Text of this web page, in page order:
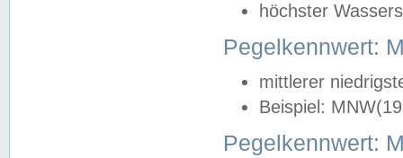
höchster
Pegelkennwert:
mittlerer
Beispiel:
Pegelkennwert: